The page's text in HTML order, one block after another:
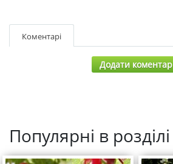
Коментарі
Додати коментар
Популярні в розділі